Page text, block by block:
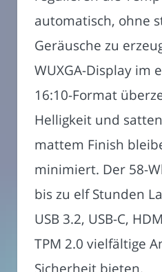
automatisch, ohne
Geräusche zu
WUXGA-Display im
16:10-Format
Helligkeit und
mattem Finish
minimiert. Der 58-
bis zu elf Stunden
USB 3.2, USB-C,
TPM 2.0 vielfältige